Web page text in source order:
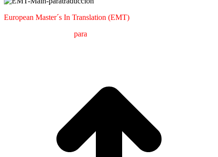
European Master´s In Translation (EMT)
para